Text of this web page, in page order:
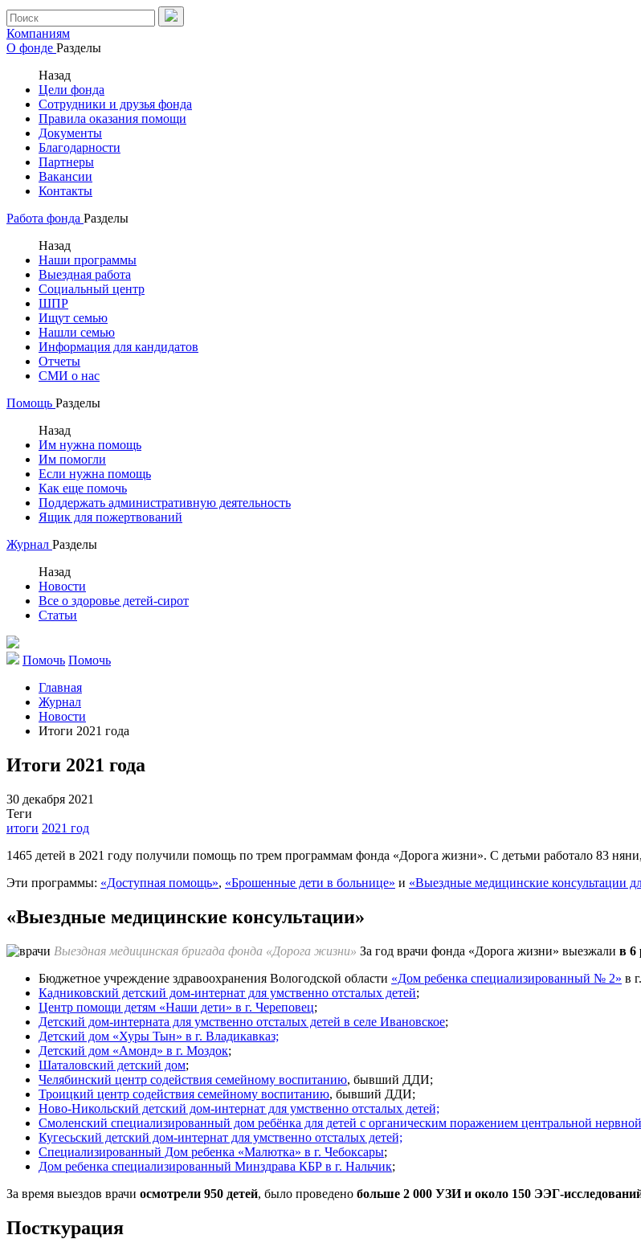
Компаниям
О фонде Разделы
Назад
Цели фонда
Сотрудники и друзья фонда
Правила оказания помощи
Документы
Благодарности
Партнеры
Вакансии
Контакты
Работа фонда Разделы
Назад
Наши программы
Выездная работа
Социальный центр
ШПР
Ищут семью
Нашли семью
Информация для кандидатов
Отчеты
СМИ о нас
Помощь Разделы
Назад
Им нужна помощь
Им помогли
Если нужна помощь
Как еще помочь
Поддержать административную деятельность
Ящик для пожертвований
Журнал Разделы
Назад
Новости
Все о здоровье детей-сирот
Статьи
Помочь Помочь
Главная
Журнал
Новости
Итоги 2021 года
Итоги 2021 года
30 декабря 2021
Теги
итоги 2021 год
1465 детей в 2021 году получили помощь по трем программам фонда «Дорога жизни». С детьми работало 83
Эти программы: «Доступная помощь», «Брошенные дети в больнице» и «Выездные медицинские консультации
«Выездные медицинские консультации»
Выездная медицинская бригада фонда «Дорога жизни» За год врачи фонда «Дорога жизни» выезжали в 6
Бюджетное учреждение здравоохранения Вологодской области «Дом ребенка специализированный № 2» в
Кадниковский детский дом-интернат для умственно отсталых детей;
Центр помощи детям «Наши дети» в г. Череповец;
Детский дом-интерната для умственно отсталых детей в селе Ивановское;
Детский дом «Хуры Тын» в г. Владикавказ;
Детский дом «Амонд» в г. Моздок;
Шаталовский детский дом;
Челябинский центр содействия семейному воспитанию, бывший ДДИ;
Троицкий центр содействия семейному воспитанию, бывший ДДИ;
Ново-Никольский детский дом-интернат для умственно отсталых детей;
Смоленский специализированный дом ребёнка для детей с органическим поражением центральной
Кугесьский детский дом-интернат для умственно отсталых детей;
Специализированный Дом ребенка «Малютка» в г. Чебоксары;
Дом ребенка специализированный Минздрава КБР в г. Нальчик;
За время выездов врачи осмотрели 950 детей, было проведено больше 2 000 УЗИ и около 150 ЭЭГ-
Посткурация